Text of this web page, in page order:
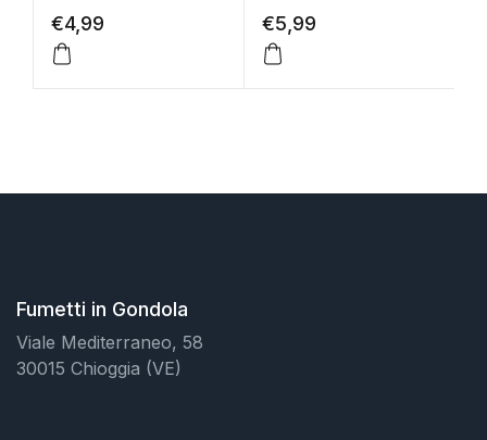
€4,99 €5,99
Fumetti in Gondola
Viale Mediterraneo, 58
30015 Chioggia (VE)